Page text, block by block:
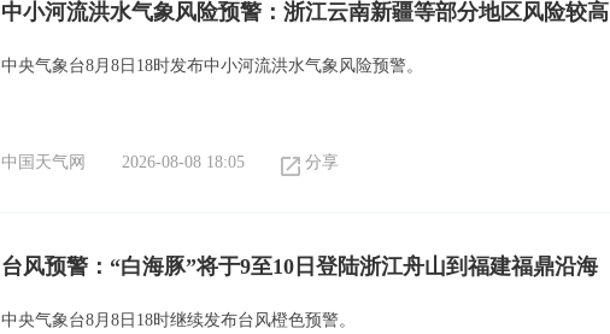
中小河流洪水气象风险预警：浙江云南新疆等部分地区风险较高
中央气象台8月8日18时发布中小河流洪水气象风险预警。
中国天气网 2026-08-08 18:05 分享
台风预警：“白海豚”将于9至10日登陆浙江舟山到福建福鼎沿海
中央气象台8月8日18时继续发布台风橙色预警。